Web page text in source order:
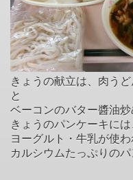
きょうの献立は、肉う
と
ベーコンのバター醬油炒
きょうのパンケーキに
ヨーグルト・牛乳が使わ
カルシウムたっぷりの